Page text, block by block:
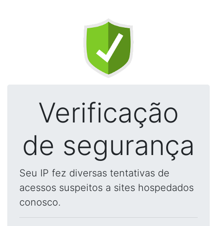
Verificação
de segurança
Seu IP fez diversas tentativas de
acessos suspeitos a sites hospedados
conosco.